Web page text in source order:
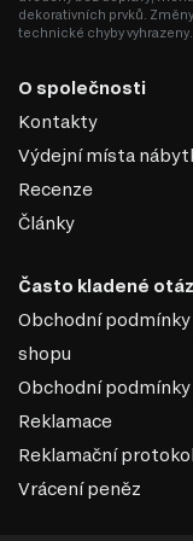
DTD je praktickým
VÝSUVU
dekorativních prvků. Změny
technické chyby vyhrazeny.
O společnosti
Kontakty
Výdejní místa
Recenze
Články
Často kladené
Obchodní podmínky
shopu
Obchodní podmínky
Reklamace
Reklamační protokol
Vrácení peněz